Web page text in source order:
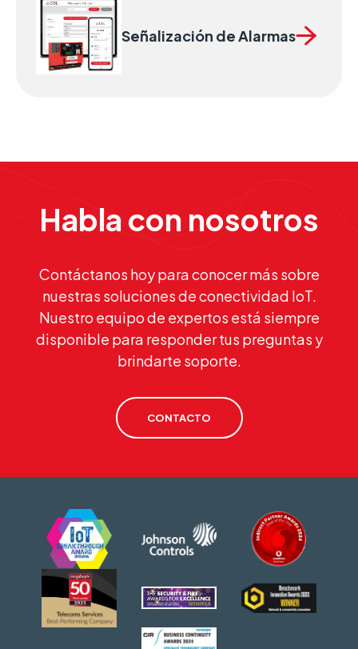
Señalización de Alarmas
Habla con nosotros
Contáctanos hoy para conocer más sobre
nuestras soluciones de conectividad IoT.
Nuestro equipo de expertos está siempre
disponible para responder tus preguntas y
brindarte soporte.
CONTACTO